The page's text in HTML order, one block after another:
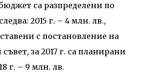
са разпределени по
2015 г. – 4 млн. лв.,
с постановление на
за 2017 г. са планирани
г. – 9 млн. лв.